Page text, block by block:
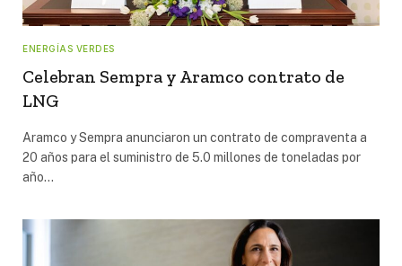
ENERGÍAS VERDES
Celebran Sempra y Aramco contrato de
LNG
Aramco y Sempra anunciaron un contrato de compraventa a
20 años para el suministro de 5.0 millones de toneladas por
año…